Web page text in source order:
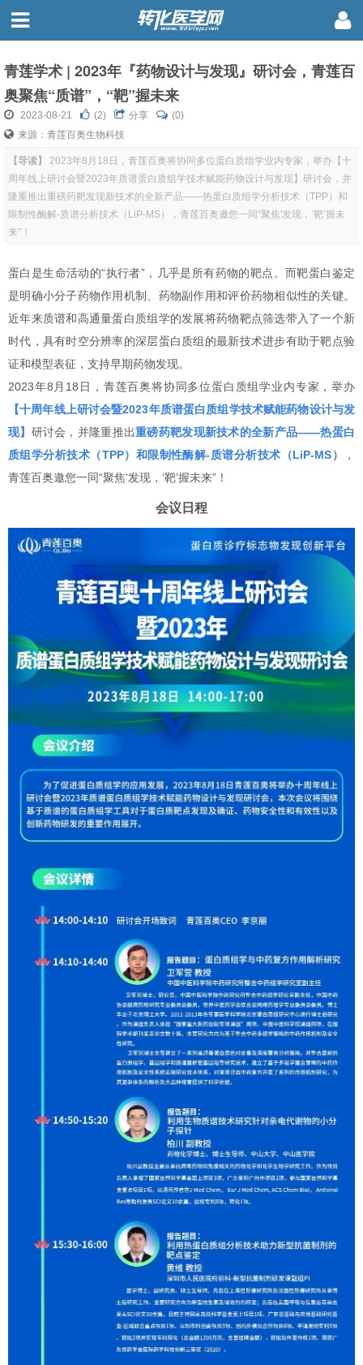
青莲学术 | 2023年『药物设计与发现』研讨会，青莲百
奥聚焦“质谱”，“靶”握未来
2023-08-21 (2) 分享
(0)
来源：青莲百奥生物科技
【导读】
2023年8月18日，青莲百奥将协同多位蛋白质组学业内专家，举办【十
周年线上研讨会暨2023年质谱蛋白质组学技术赋能药物设计与发现】研讨会，并
隆重推出重磅药靶发现新技术的全新产品——热蛋白质组学分析技术（TPP）和
限制性酶解-质谱分析技术（LiP-MS），青莲百奥邀您一同“聚焦'发现，‘靶’握未
来”！
蛋白是生命活动的“执行者”，几乎是所有药物的靶点。而靶蛋白鉴定
是明确小分子药物作用机制、药物副作用和评价药物相似性的关键。
近年来质谱和高通量蛋白质组学的发展将药物靶点筛选带入了一个新
时代，具有时空分辨率的深层蛋白质组的最新技术进步有助于靶点验
证和模型表征，支持早期药物发现。
2023年8月18日，青莲百奥将协同多位蛋白质组学业内专家，举办
【十周年线上研讨会暨2023年质谱蛋白质组学技术赋能药物设计与发
现】 研讨会，并隆重推出重磅药靶发现新技术的全新产品——热蛋白
质组学分析技术（TPP）和限制性酶解-质谱分析技术（LiP-MS）
，
青莲百奥邀您一同“聚焦'发现，‘靶’握未来”！
会议日程